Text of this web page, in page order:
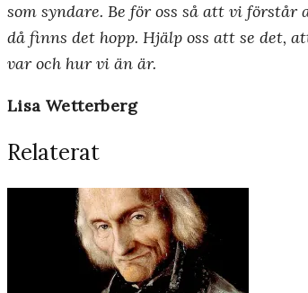
som syndare. Be för oss så att vi
då finns det hopp. Hjälp oss att se det,
var och hur vi än är.
Lisa Wetterberg
Relaterat